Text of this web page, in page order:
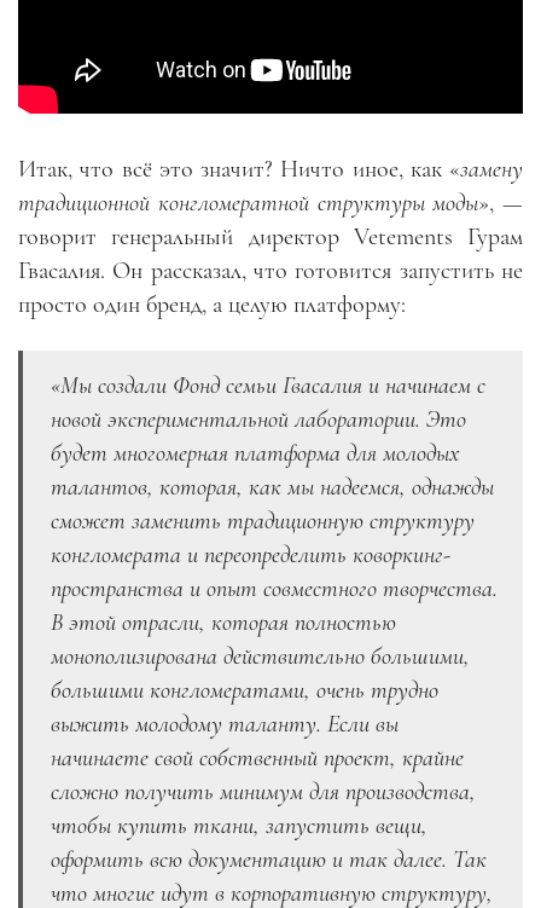
Итак, что всё это значит? Ничто иное, как «замену
традиционной конгломератной структуры моды», —
говорит генеральный директор Vetements Гурам
Гвасалия. Он рассказал, что готовится запустить не
просто один бренд, а целую платформу:
«Мы создали Фонд семьи Гвасалия и начинаем с
новой экспериментальной лаборатории. Это
будет многомерная платформа для молодых
талантов, которая, как мы надеемся, однажды
сможет заменить традиционную структуру
конгломерата и переопределить коворкинг-
пространства и опыт совместного творчества.
В этой отрасли, которая полностью
монополизирована действительно большими,
большими конгломератами, очень трудно
выжить молодому таланту. Если вы
начинаете свой собственный проект, крайне
сложно получить минимум для производства,
чтобы купить ткани, запустить вещи,
оформить всю документацию и так далее. Так
что многие идут в корпоративную структуру,